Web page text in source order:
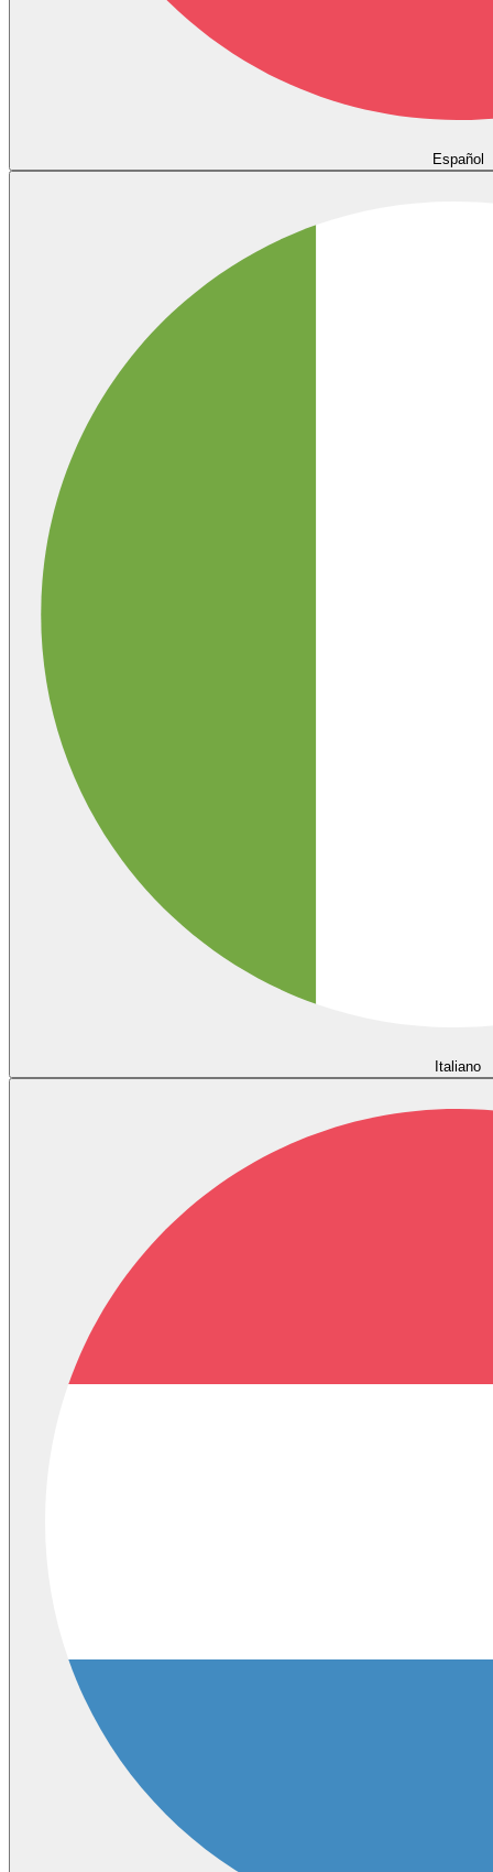
Español
Italiano